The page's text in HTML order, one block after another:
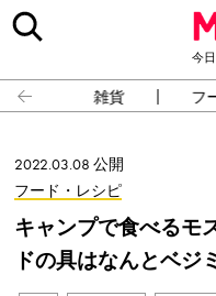
今
雑貨 フ
2022.03.08 公開
フード・レシピ
キャンプで食べるモ
ドの具はなんとベジ